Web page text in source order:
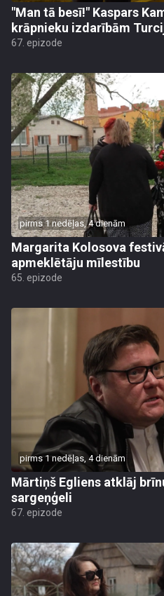
"Man tā besī!" Kaspars
krāpnieku izdarībām
67. epizode
pirms 1 nedēļas, 4 dienām
Margarita Kolosova
apmeklētāju mīlestību
65. epizode
pirms 1 nedēļas, 4 dienām
Mārtiņš Egliens atklāj
sargeņģeli
67. epizode